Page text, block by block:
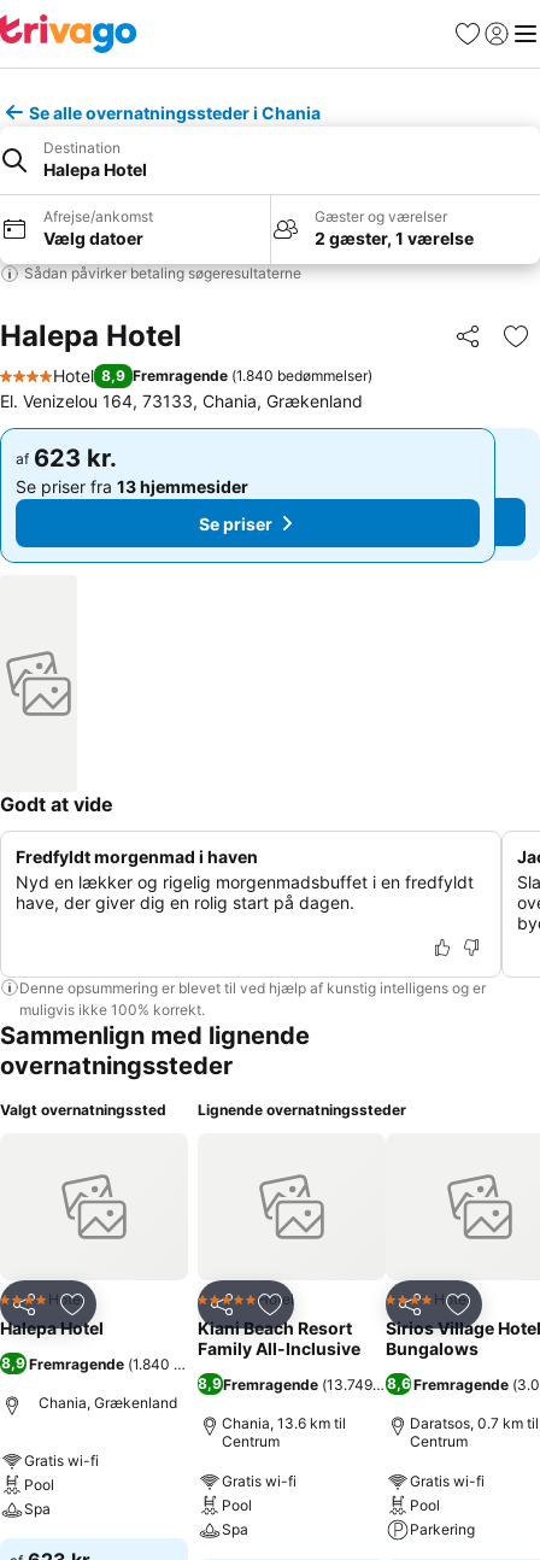
Favoritter
Log ind
Se alle overnatningssteder i Chania
Destination
Halepa Hotel
Afrejse/ankomst
Vælg datoer
Gæster og værelser
2 gæster, 1 værelse
Sådan påvirker betaling søgeresultaterne
Halepa Hotel Del
4 Stjerner
Hotel 8,9 Fremragende (1.840 bedømmelser)
El. Venizelou 164, 73133, Chania, Grækenland
af 623 kr.
Se priser fra 13 hjemmesider
Se priser
af 623 kr.
Se priser fra 13 hjemmesider
Se priser
Godt at vide
Fredfyldt morgenmad i haven
Nyd en lækker og rigelig morgenmadsbuffet i en fredfyldt
have, der giver dig en rolig start på dagen.
Denne opsummering er blevet til ved hjælp af kunstig intelligens og er
muligvis ikke 100% korrekt.
Sammenlign med lignende
overnatningssteder
Valgt overnatningssted
Del Føj til favoritter
4 StjernerHotel
Halepa Hotel
8,9 Fremragende (1.840 bedømmelser
Chania, Grækenland
Gratis wi-fi
Pool
Spa
Lignende overnatningssteder
Del Føj til favoritter
5 StjernerHotel
Kiani Beach Resort
Family All-Inclusive
8,9Fremragende (13.749 bedømmelser)
Chania, 13.6 km til
Centrum
Gratis wi-fi
Pool
Spa
Del Føj til
4 StjernerHotel
Sirios Village
Bungalows
8,6Fremragende (
Daratsos, 0.7 km til
Centrum
Gratis wi-fi
Pool
Parkering